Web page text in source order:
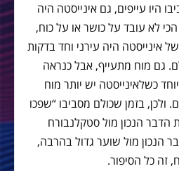
היו עייפים, גם אינייסטה היה
לא עובד על כושר או על כוח,
אינייסטה היה עירני וחד בדקות
גם מוח מתעייף, אבל כנראה
כשלאינייסטה יש יותר מוח
ולכן, בזמן שכולם מסביבו “שפכו
הדבר הנכון מול סטקלנבורח
הנכון מול שוער גדול בהרבה,
זה כל הסיפור.